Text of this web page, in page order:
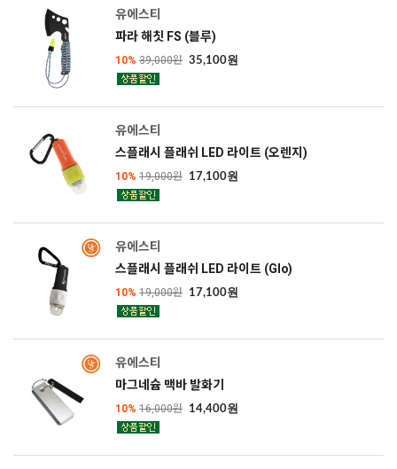
유에스티
파라 해칫 FS (블루)
10% 39,000원 35,100원
유에스티
스플래시 플래쉬 LED 라이트 (오렌지)
10% 19,000원 17,100원
유에스티
스플래시 플래쉬 LED 라이트 (Glo)
10% 19,000원 17,100원
유에스티
마그네슘 맥바 발화기
10% 16,000원 14,400원